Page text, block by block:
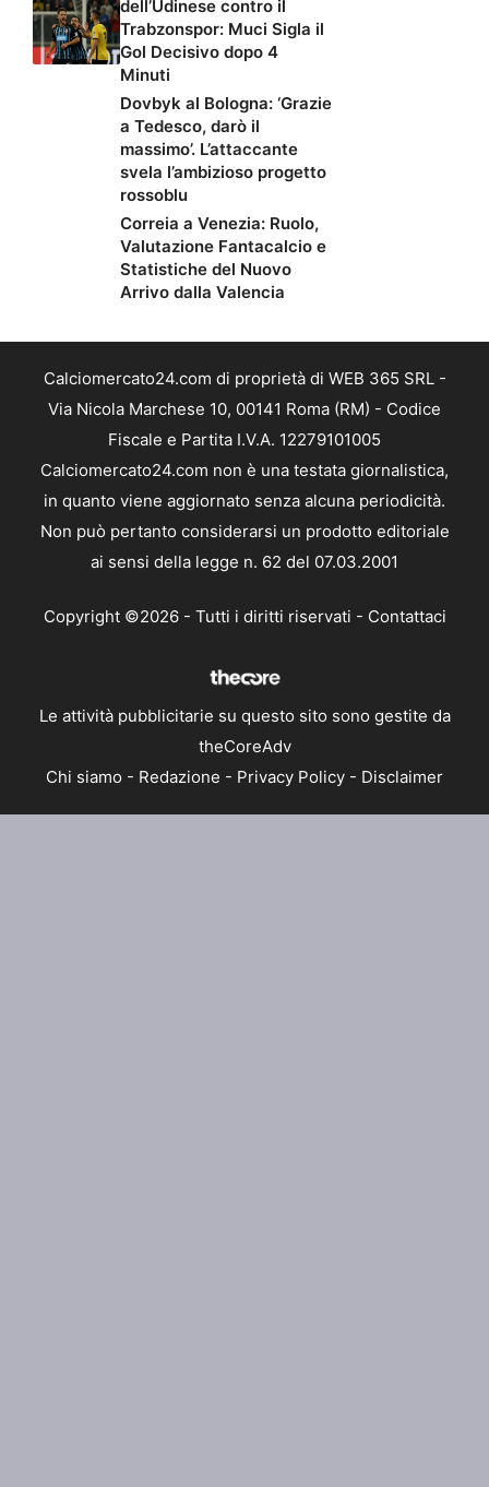
dell’Udinese contro il
Trabzonspor: Muci Sigla il
Gol Decisivo dopo 4
Minuti
Dovbyk al Bologna: ‘Grazie
a Tedesco, darò il
massimo’. L’attaccante
svela l’ambizioso progetto
rossoblu
Correia a Venezia: Ruolo,
Valutazione Fantacalcio e
Statistiche del Nuovo
Arrivo dalla Valencia
Calciomercato24.com di proprietà di WEB 365 SRL -
Via Nicola Marchese 10, 00141 Roma (RM) - Codice
Fiscale e Partita I.V.A. 12279101005
Calciomercato24.com non è una testata giornalistica,
in quanto viene aggiornato senza alcuna periodicità.
Non può pertanto considerarsi un prodotto editoriale
ai sensi della legge n. 62 del 07.03.2001
Copyright ©2026 - Tutti i diritti riservati - Contattaci
Le attività pubblicitarie su questo sito sono gestite da
theCoreAdv
Chi siamo - Redazione - Privacy Policy - Disclaimer